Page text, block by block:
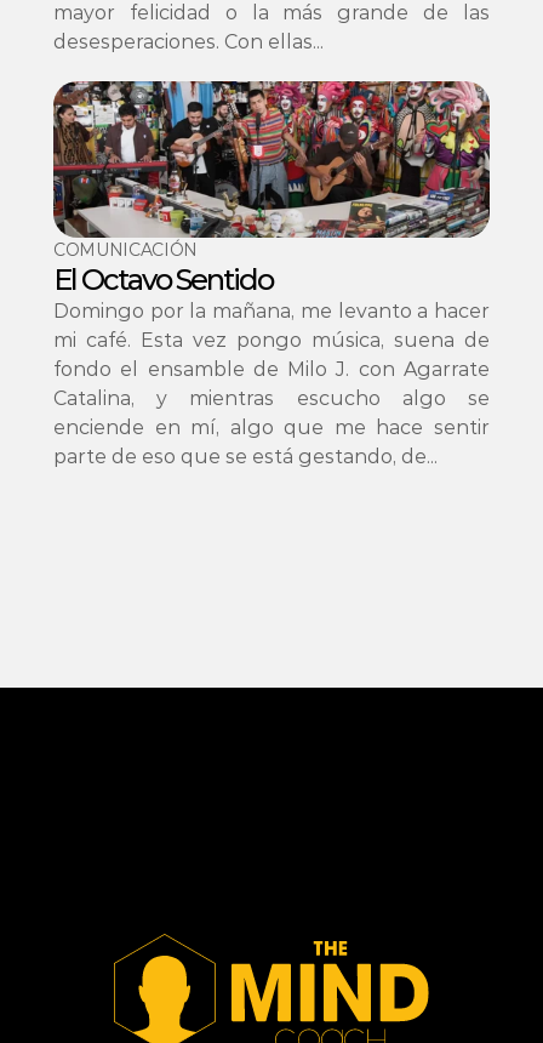
mayor felicidad o la más grande de las
desesperaciones. Con ellas...
COMUNICACIÓN
El Octavo Sentido
Domingo por la mañana, me levanto a hacer
mi café. Esta vez pongo música, suena de
fondo el ensamble de Milo J. con Agarrate
Catalina, y mientras escucho algo se
enciende en mí, algo que me hace sentir
parte de eso que se está gestando, de...